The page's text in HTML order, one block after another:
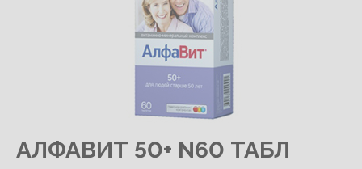
АЛФАВИТ 50+ N60 ТАБЛ